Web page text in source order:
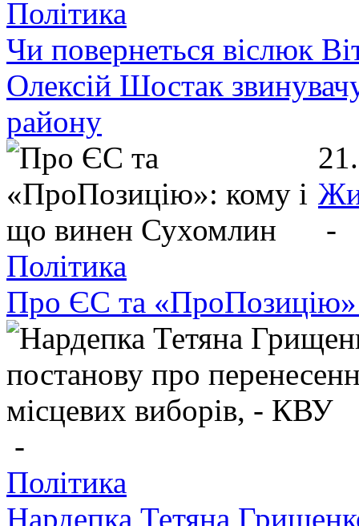
Політика
Чи повернеться віслюк
Олексій Шостак
району
-
Політика
Про ЄС та
-
Політика
Нардепка Тетяна